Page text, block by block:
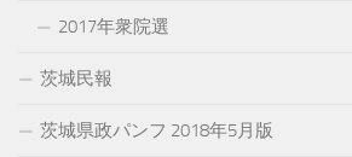
2017年衆院選
茨城民報
茨城県政パンフ 2018年5月版